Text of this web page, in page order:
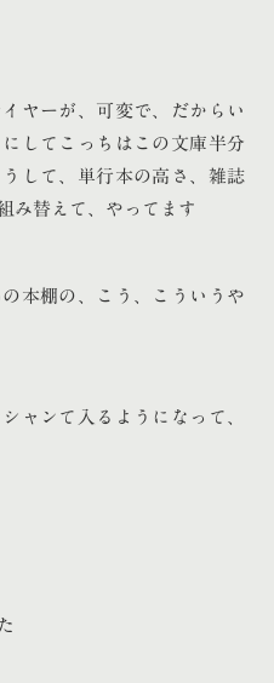
ヤーが、可変で、だからい
してこっちはこの文庫半分
して、単行本の高さ、雑誌
み替えて、やってます
本棚の、こう、こういうや
ャンて入るようになって、